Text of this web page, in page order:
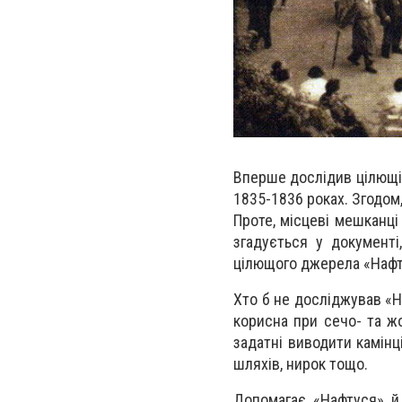
Вперше дослідив
1835-1836 роках.
Проте, місцеві
згадується у
цілющого джерела
Хто б не досліджував
корисна при сечо- та
задатні виводити
шляхів, нирок тощо.